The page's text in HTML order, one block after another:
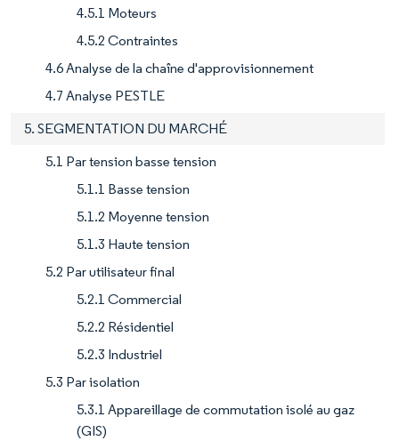
4.5.1 Moteurs
4.5.2 Contraintes
4.6 Analyse de la chaîne d'approvisionnement
4.7 Analyse PESTLE
5. SEGMENTATION DU MARCHÉ
5.1 Par tension basse tension
5.1.1 Basse tension
5.1.2 Moyenne tension
5.1.3 Haute tension
5.2 Par utilisateur final
5.2.1 Commercial
5.2.2 Résidentiel
5.2.3 Industriel
5.3 Par isolation
5.3.1 Appareillage de commutation isolé au gaz
(GIS)